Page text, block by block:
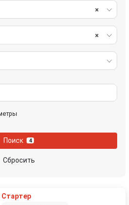
×
×
Поиск 4
Сбросить
Стартер